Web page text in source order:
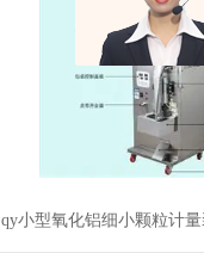
qy小型氧化铝细小颗粒计